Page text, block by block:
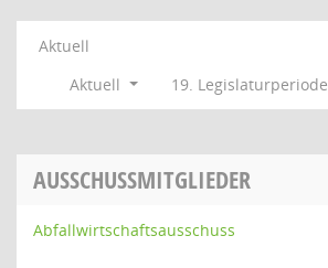
Aktuell
Aktuell
19. Legislaturperiode
AUSSCHUSSMITGLIEDER
Abfallwirtschaftsausschuss